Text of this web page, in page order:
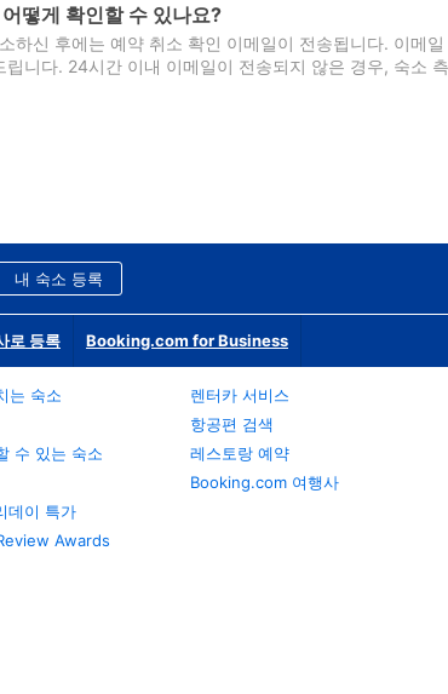
떻게 확인할 수 있나요?
하신 후에는 예약 취소 확인 이메일이 전송됩니다. 이메
니다. 24시간 이내 이메일이 전송되지 않은 경우, 숙소
내 숙소 등록
로 등록 Booking.com for Business
는 숙소
수 있는 숙소
데이 특가
Awards
렌터카 서비스
항공편 검색
레스토랑 예약
Booking.com 여행사